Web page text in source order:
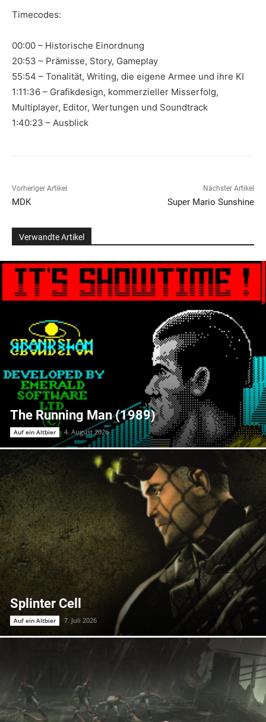
Timecodes:
00:00 – Historische Einordnung
20:53 – Prämisse, Story, Gameplay
55:54 – Tonalität, Writing, die eigene Armee und ihre KI
1:11:36 – Grafikdesign, kommerzieller Misserfolg,
Multiplayer, Editor, Wertungen und Soundtrack
1:40:23 – Ausblick
Vorheriger Artikel
MDK
Nächster Artikel
Super Mario Sunshine
Verwandte Artikel
The Running Man (1989)
Auf ein Altbier 4. August 2026
Splinter Cell
Auf ein Altbier 7. Juli 2026